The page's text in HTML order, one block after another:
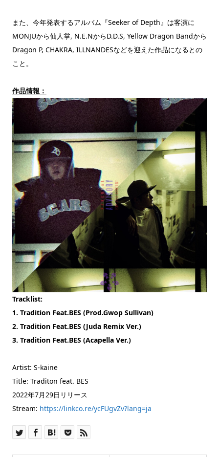
また、今年発表するアルバム『Seeker of Depth』は客演に
MONJUから仙人掌, N.E.NからD.D.S, Yellow Dragon Bandから
Dragon P, CHAKRA, ILLNANDESなどを迎えた作品になるとの
こと。
作品情報：
Tracklist:
1. Tradition Feat.BES (Prod.Gwop Sullivan)
2. Tradition Feat.BES (Juda Remix Ver.)
3. Tradition Feat.BES (Acapella Ver.)
Artist: S-kaine
Title: Traditon feat. BES
2022年7月29日リリース
Stream: https://linkco.re/ycFUgvZv?lang=ja